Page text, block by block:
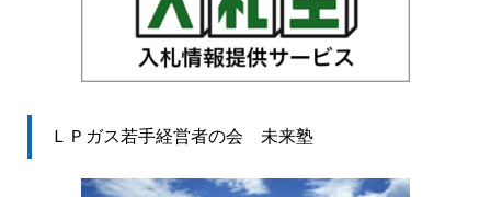
ＬＰガス若手経営者の会 未来塾